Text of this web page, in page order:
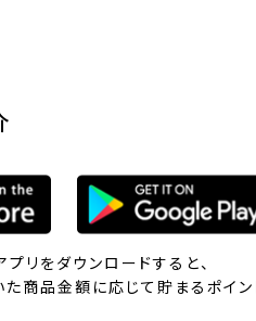
リをダウンロードすると、
商品金額に応じて貯まるポイン